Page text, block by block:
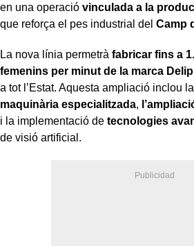
en una operació vinculada a la
que reforça el pes industrial del Camp
La nova línia permetrà fabricar fins a
femenins per minut de la marca
a tot l’Estat. Aquesta ampliació inclou
maquinària especialitzada,
i la implementació de tecnologies
de visió artificial.